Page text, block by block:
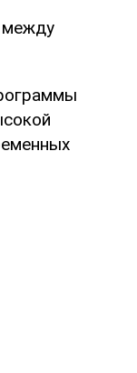
между